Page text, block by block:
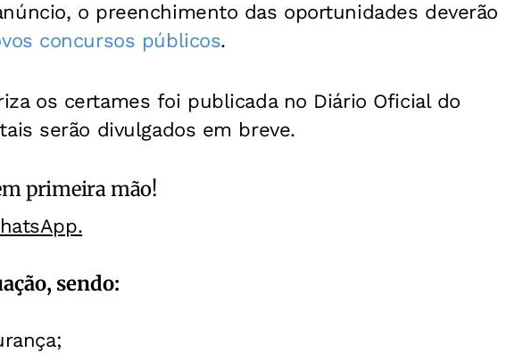
o preenchimento das oportunidades deverão
concursos públicos.
os certames foi publicada no Diário Oficial do
serão divulgados em breve.
primeira mão!
sendo: